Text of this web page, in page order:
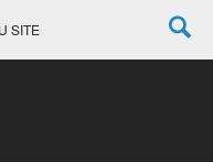
SITE